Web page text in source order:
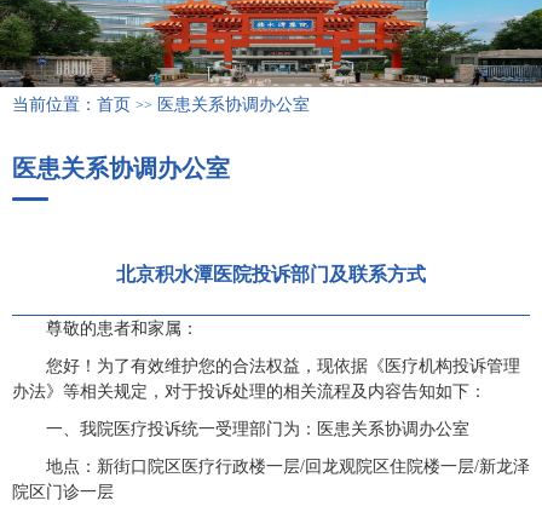
当前位置： 首页 >> 医患关系协调办公室
医患关系协调办公室
北京积水潭医院投诉部门及联系方式
尊敬的患者和家属：
您好！为了有效维护您的合法权益，现依据《医疗机构投诉管理
办法》等相关规定，对于投诉处理的相关流程及内容告知如下：
一、我院医疗投诉统一受理部门为：医患关系协调办公室
地点：新街口院区医疗行政楼一层/回龙观院区住院楼一层/新龙泽
院区门诊一层